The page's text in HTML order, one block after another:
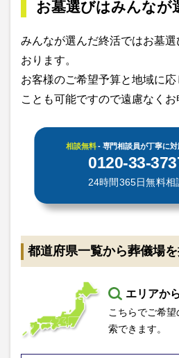
お墓選びはみんなが
みんなが選んだ終活ではお墓
おります。
お客様のご希望予算と地域に
ことも可能ですので遠慮なくお
相談無料- 専門相談員が丁寧に対
0120-33-
24時間365日無料相
都道府県一覧から葬儀場
エリアか
こちらでご希
索できます。